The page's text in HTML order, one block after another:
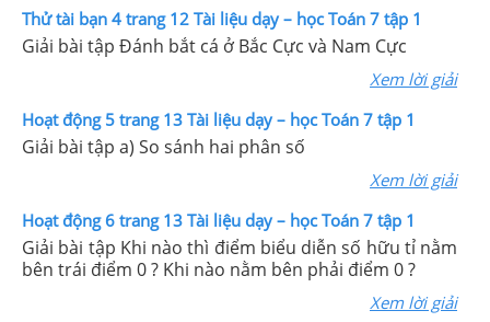
Thử tài bạn 4 trang 12 Tài liệu dạy – học Toán 7 tập 1
Giải bài tập Đánh bắt cá ở Bắc Cực và Nam Cực
Xem lời giải
Hoạt động 5 trang 13 Tài liệu dạy – học Toán 7 tập 1
Giải bài tập a) So sánh hai phân số
Xem lời giải
Hoạt động 6 trang 13 Tài liệu dạy – học Toán 7 tập 1
Giải bài tập Khi nào thì điểm biểu diễn số hữu tỉ nằm
bên trái điểm 0 ? Khi nào nằm bên phải điểm 0 ?
Xem lời giải